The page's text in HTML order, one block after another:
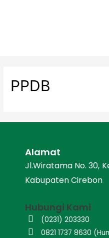
PPDB
Alamat
Jl.Wiratama No. 30,
Kabupaten Cirebon
Hubungi Kami
(0231) 203330
0821 1737 8630